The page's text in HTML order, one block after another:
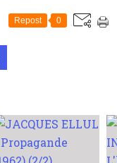
Repost 0